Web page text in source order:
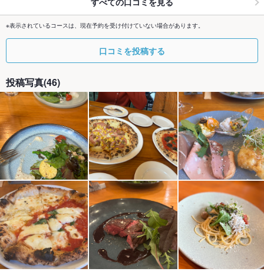
※表示されているコースは、現在予約を受け付けていない場合があります。
口コミを投稿する
投稿写真(46)